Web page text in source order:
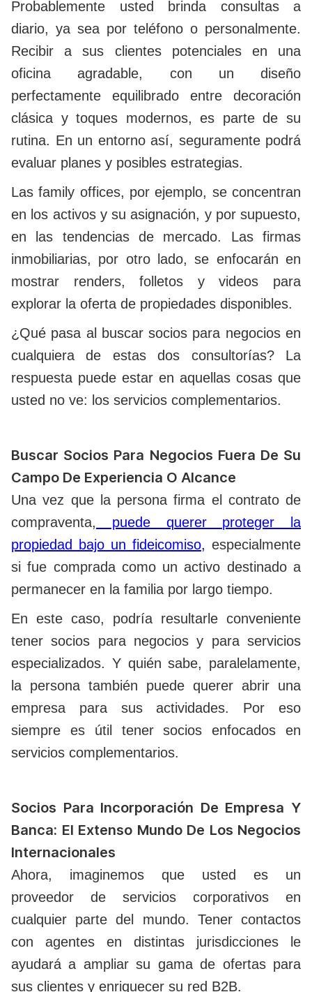
Probablemente usted brinda consultas a
diario, ya sea por teléfono o personalmente.
Recibir a sus clientes potenciales en una
oficina agradable, con un diseño
perfectamente equilibrado entre decoración
clásica y toques modernos, es parte de su
rutina. En un entorno así, seguramente podrá
evaluar planes y posibles estrategias.
Las family offices, por ejemplo, se concentran
en los activos y su asignación, y por supuesto,
en las tendencias de mercado. Las firmas
inmobiliarias, por otro lado, se enfocarán en
mostrar renders, folletos y videos para
explorar la oferta de propiedades disponibles.
¿Qué pasa al buscar socios para negocios en
cualquiera de estas dos consultorías? La
respuesta puede estar en aquellas cosas que
usted no ve: los servicios complementarios.
Buscar Socios Para Negocios Fuera De Su
Campo De Experiencia O Alcance
Una vez que la persona firma el contrato de
compraventa, puede querer proteger la
propiedad bajo un fideicomiso, especialmente
si fue comprada como un activo destinado a
permanecer en la familia por largo tiempo.
En este caso, podría resultarle conveniente
tener socios para negocios y para servicios
especializados. Y quién sabe, paralelamente,
la persona también puede querer abrir una
empresa para sus actividades. Por eso
siempre es útil tener socios enfocados en
servicios complementarios.
Socios Para Incorporación De Empresa Y
Banca: El Extenso Mundo De Los Negocios
Internacionales
Ahora, imaginemos que usted es un
proveedor de servicios corporativos en
cualquier parte del mundo. Tener contactos
con agentes en distintas jurisdicciones le
ayudará a ampliar su gama de ofertas para
sus clientes y enriquecer su red B2B.